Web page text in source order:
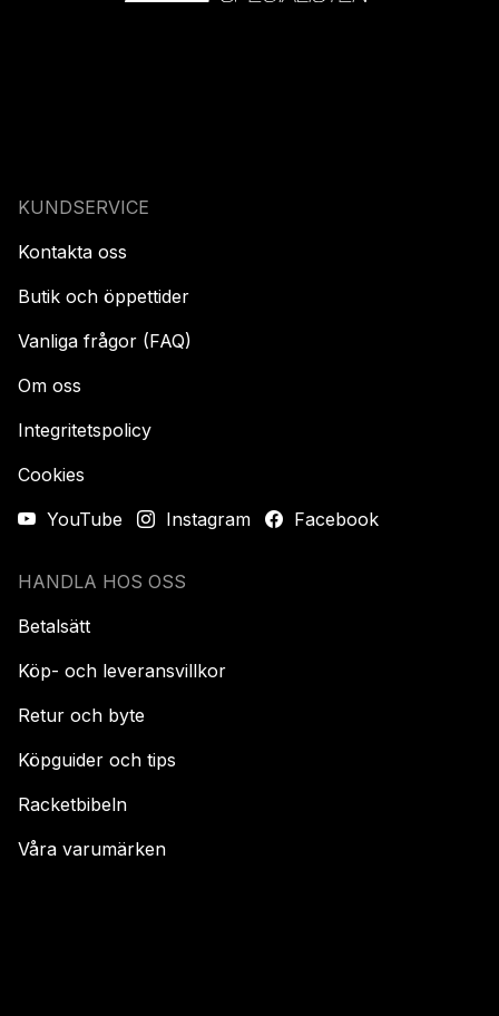
KUNDSERVICE
Kontakta oss
Butik och öppettider
Vanliga frågor (FAQ)
Om oss
Integritetspolicy
Cookies
YouTube
Instagram Facebook
HANDLA HOS OSS
Betalsätt
Köp- och leveransvillkor
Retur och byte
Köpguider och tips
Racketbibeln
Våra varumärken